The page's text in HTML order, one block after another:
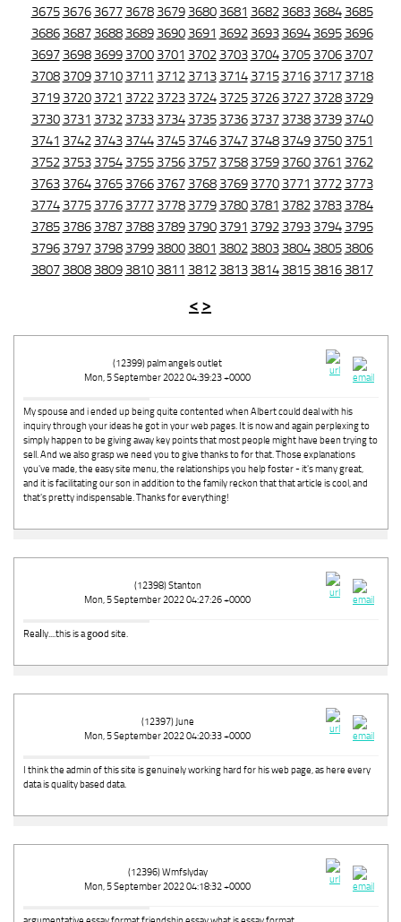
3675 3676 3677 3678 3679 3680 3681 3682 3683 3684 3685
3686 3687 3688 3689 3690 3691 3692 3693 3694 3695 3696
3697 3698 3699 3700 3701 3702 3703 3704 3705 3706 3707
3708 3709 3710 3711 3712 3713 3714 3715 3716 3717 3718
3719 3720 3721 3722 3723 3724 3725 3726 3727 3728 3729
3730 3731 3732 3733 3734 3735 3736 3737 3738 3739 3740
3741 3742 3743 3744 3745 3746 3747 3748 3749 3750 3751
3752 3753 3754 3755 3756 3757 3758 3759 3760 3761 3762
3763 3764 3765 3766 3767 3768 3769 3770 3771 3772 3773
3774 3775 3776 3777 3778 3779 3780 3781 3782 3783 3784
3785 3786 3787 3788 3789 3790 3791 3792 3793 3794 3795
3796 3797 3798 3799 3800 3801 3802 3803 3804 3805 3806
3807 3808 3809 3810 3811 3812 3813 3814 3815 3816 3817
< >
(12399) palm angels outlet
Mon, 5 September 2022 04:39:23 +0000
My spouse and i ended up being quite contented when Albert could deal with his
inquiry through your ideas he got in your web pages. It is now and again perplexing to
simply happen to be giving away key points that most people might have been trying to
sell. And we also grasp we need you to give thanks to for that. Those explanations
you've made, the easy site menu, the relationships you help foster - it's many great,
and it is facilitating our son in addition to the family reckon that that article is cool, and
that's pretty indispensable. Thanks for everything!
(12398) Stanton
Mon, 5 September 2022 04:27:26 +0000
Reaⅼly....this is a gоօd site.
(12397) June
Mon, 5 September 2022 04:20:33 +0000
I think the admin of this site is genuinely working hard for his web page, as here every
data is quality based data.
(12396) Wmfslyday
Mon, 5 September 2022 04:18:32 +0000